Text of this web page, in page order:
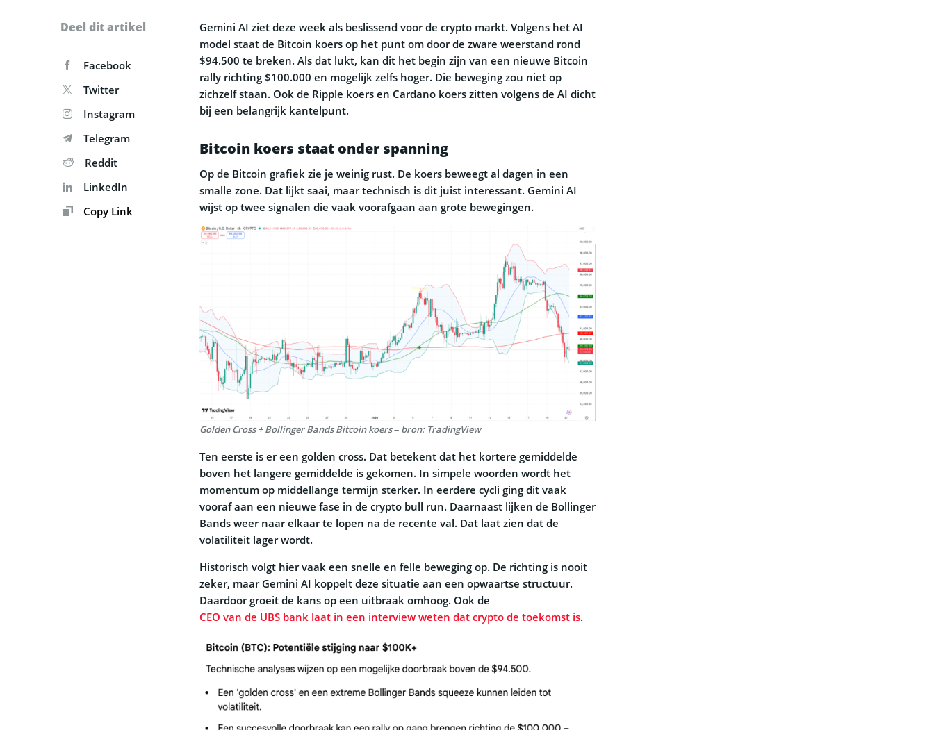
Deel dit artikel
Facebook
Twitter
Instagram
Telegram
Reddit
LinkedIn
Copy Link
Gemini AI ziet deze week als beslissend voor de crypto markt. Volgens het AI
model staat de Bitcoin koers op het punt om door de zware weerstand rond
$94.500 te breken. Als dat lukt, kan dit het begin zijn van een nieuwe Bitcoin
rally richting $100.000 en mogelijk zelfs hoger. Die beweging zou niet op
zichzelf staan. Ook de Ripple koers en Cardano koers zitten volgens de AI dicht
bij een belangrijk kantelpunt.
Bitcoin koers staat onder spanning
Op de Bitcoin grafiek zie je weinig rust. De koers beweegt al dagen in een
smalle zone. Dat lijkt saai, maar technisch is dit juist interessant. Gemini AI
wijst op twee signalen die vaak voorafgaan aan grote bewegingen.
Golden Cross + Bollinger Bands Bitcoin koers – bron: TradingView
Ten eerste is er een golden cross. Dat betekent dat het kortere gemiddelde
boven het langere gemiddelde is gekomen. In simpele woorden wordt het
momentum op middellange termijn sterker. In eerdere cycli ging dit vaak
vooraf aan een nieuwe fase in de crypto bull run. Daarnaast lijken de Bollinger
Bands weer naar elkaar te lopen na de recente val. Dat laat zien dat de
volatiliteit lager wordt.
Historisch volgt hier vaak een snelle en felle beweging op. De richting is nooit
zeker, maar Gemini AI koppelt deze situatie aan een opwaartse structuur.
Daardoor groeit de kans op een uitbraak omhoog. Ook de
CEO van de UBS bank laat in een interview weten dat crypto de toekomst is.